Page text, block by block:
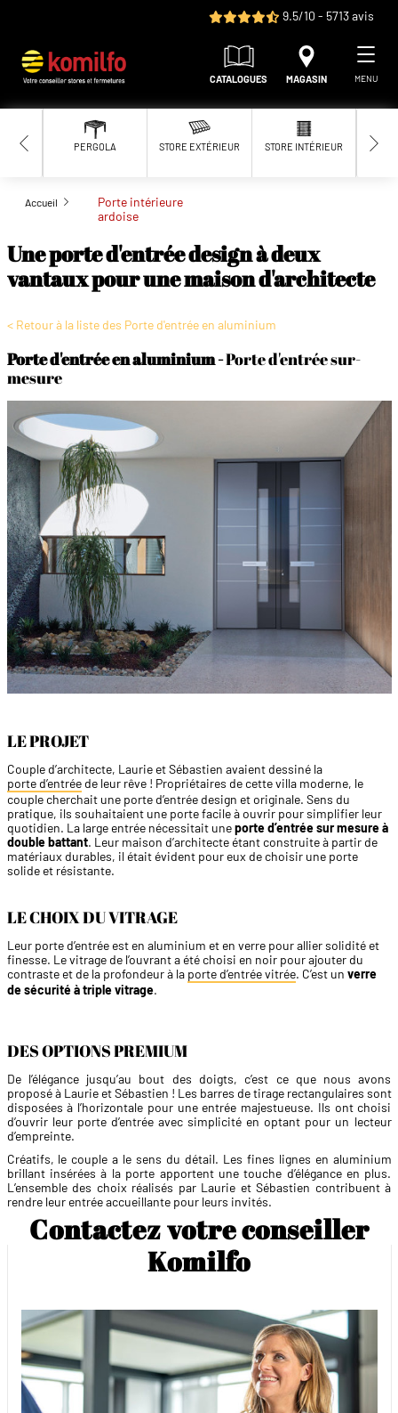
9.5/10 - 5713 avis
CATALOGUES MAGASIN MENU
PERGOLA STORE EXTÉRIEUR STORE INTÉRIEUR
Accueil
Porte intérieure
ardoise
Une porte d'entrée design à deux
vantaux pour une maison d'architecte
< Retour à la liste des Porte d'entrée en aluminium
Porte d'entrée en aluminium Porte d'entrée sur-
mesure
LE PROJET
Couple d’architecte, Laurie et Sébastien avaient dessiné la
porte d’entréede leur rêve ! Propriétaires de cette villa moderne, le
couple cherchait une porte d’entrée design et originale. Sens du
pratique, ils souhaitaient une porte facile à ouvrir pour simplifier leur
quotidien. La large entrée nécessitait uneporte d’entrée sur mesure à
double battant. Leur maison d’architecte étant construite à partir de
matériaux durables, il était évident pour eux de choisir une porte
solide et résistante.
LE CHOIX DU VITRAGE
Leur porte d’entrée est en aluminium et en verre pour allier solidité et
finesse. Le vitrage de l’ouvrant a été choisi en noir pour ajouter du
contraste et de la profondeur à la porte d’entrée vitrée. C’est un verre
de sécurité à triple vitrage.
DES OPTIONS PREMIUM
De l’élégance jusqu’au bout des doigts, c’est ce que nous avons
proposé à Laurie et Sébastien ! Les barres de tirage rectangulaires sont
disposées à l’horizontale pour une entrée majestueuse. Ils ont choisi
d’ouvrir leur porte d’entrée avec simplicité en optant pour un lecteur
d’empreinte.
Créatifs, le couple a le sens du détail. Les fines lignes en aluminium
brillant insérées à la porte apportent une touche d’élégance en plus.
L’ensemble des choix réalisés par Laurie et Sébastien contribuent à
rendre leur entrée accueillante pour leurs invités.
Contactez votre conseiller
Komilfo